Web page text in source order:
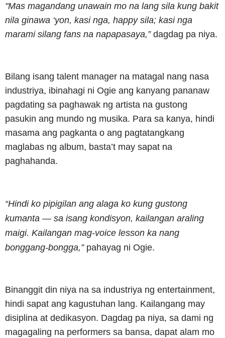
"Mas magandang unawain mo na lang sila kung bakit
nila ginawa ‘yon, kasi nga, happy sila; kasi nga
marami silang fans na napapasaya,”dagdag pa niya.
Bilang isang talent manager na matagal nang nasa
industriya, ibinahagi ni Ogie ang kanyang pananaw
pagdating sa paghawak ng artista na gustong
pasukin ang mundo ng musika. Para sa kanya, hindi
masama ang pagkanta o ang pagtatangkang
maglabas ng album, basta’t may sapat na
paghahanda.
“Hindi ko pipigilan ang alaga ko kung gustong
kumanta — sa isang kondisyon, kailangan araling
maigi. Kailangan mag-voice lesson ka nang
bonggang-bongga,”pahayag ni Ogie.
Binanggit din niya na sa industriya ng entertainment,
hindi sapat ang kagustuhan lang. Kailangang may
disiplina at dedikasyon. Dagdag pa niya, sa dami ng
magagaling na performers sa bansa, dapat alam mo